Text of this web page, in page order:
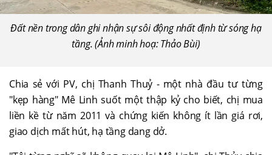
Đất nền trong dân ghi nhận sự sôi động nhất định từ sóng hạ
tầng. (Ảnh minh hoạ: Thảo Bùi)
Chia sẻ với PV, chị Thanh Thuỷ - một nhà đầu tư từng
"kẹp hàng" Mê Linh suốt một thập kỷ cho biết, chị mua
liền kề từ năm 2011 và chứng kiến không ít lần giá rơi,
giao dịch mất hút, hạ tầng dang dở.